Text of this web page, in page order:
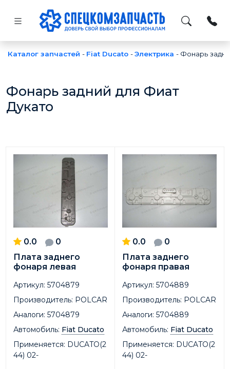
Каталог запчастей - Fiat Ducato -Электрика - Фонарь
Фонарь задний для Фиат
Дукато
0.0
0
Плата заднего
фонаря левая
Артикул: 5704879
Производитель: POLCAR
Аналоги: 5704879
Автомобиль: Fiat Ducato
Применяется: DUCATO(2
44) 02-
0.0
0
Плата заднего
фонаря правая
Артикул: 5704889
Производитель: POLCAR
Аналоги: 5704889
Автомобиль: Fiat Ducato
Применяется: DUCATO(2
44) 02-